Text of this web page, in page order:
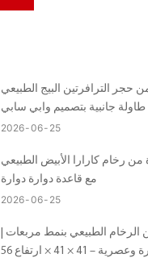
حجر الترافرتين البيج الطبيعي
طاولة جانبية بتصميم وابي سابي
- تتوفر أحجام حسب الطلب
2026 06 25
رخام كارارا الأبيض الطبيعي
مع قاعدة دوارة دوارة
2026 06 25
الرخام الطبيعي بنمط مربعات |
طاولة جانبية فاخرة وعصرية – 41 × 41 × ارتفاع 56